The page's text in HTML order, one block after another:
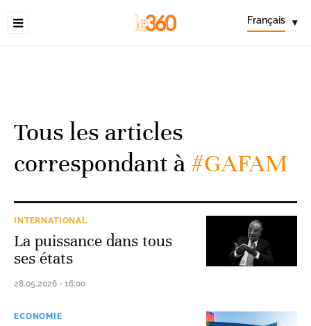
Français ▾
Tous les articles
correspondant à#GAFAM
INTERNATIONAL
La puissance dans tous
ses états
28.05.2026 - 16:00
ECONOMIE